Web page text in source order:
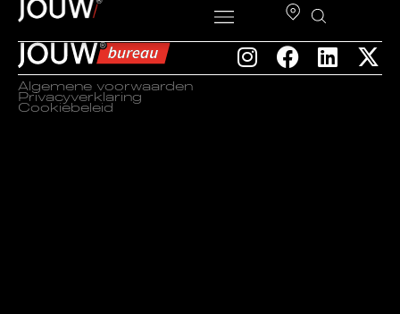
Algemene voorwaarden
Privacyverklaring
Cookiebeleid